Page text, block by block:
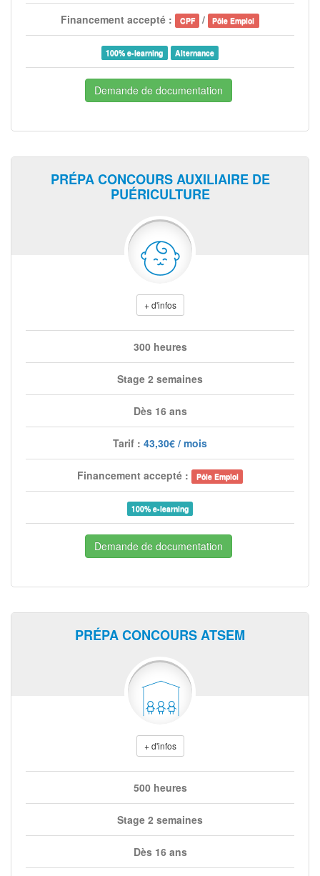
Financement accepté : CPF / Pôle Emploi
100% e-learning Alternance
Demande de documentation
PRÉPA CONCOURS AUXILIAIRE DE
PUÉRICULTURE
+ d'infos
300 heures
Stage 2 semaines
Dès 16 ans
Tarif : 43,30€ / mois
Financement accepté : Pôle Emploi
100% e-learning
Demande de documentation
PRÉPA CONCOURS ATSEM
+ d'infos
500 heures
Stage 2 semaines
Dès 16 ans